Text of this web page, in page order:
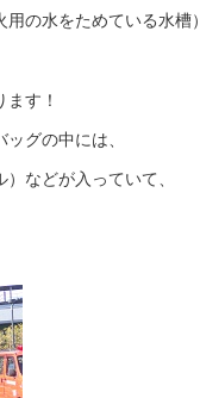
の水をためている水槽
す！
グの中には、
などが入っていて、